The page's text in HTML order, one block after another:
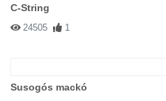
C-String
24505 1
Susogós mackó